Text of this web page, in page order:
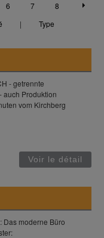
6 7
8
| Type
- getrennte
auch Produktion
vom Kirchberg
Voir le détail
Das moderne Büro